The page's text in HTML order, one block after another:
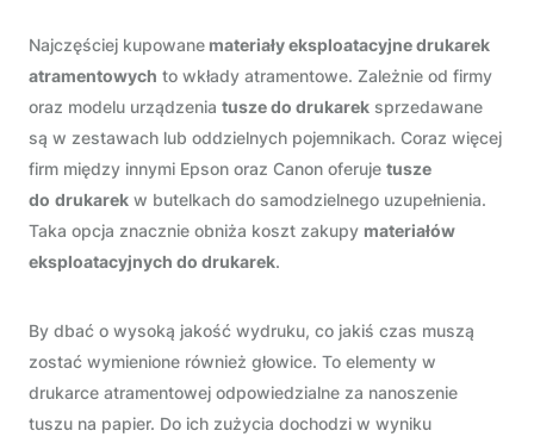
Najczęściej kupowane materiały eksploatacyjne drukarek
atramentowych to wkłady atramentowe. Zależnie od firmy
oraz modelu urządzenia tusze do drukarek sprzedawane
są w zestawach lub oddzielnych pojemnikach. Coraz więcej
firm między innymi Epson oraz Canon oferuje tusze
do drukarek w butelkach do samodzielnego uzupełnienia.
Taka opcja znacznie obniża koszt zakupy materiałów
eksploatacyjnych do drukarek.
By dbać o wysoką jakość wydruku, co jakiś czas muszą
zostać wymienione również głowice. To elementy w
drukarce atramentowej odpowiedzialne za nanoszenie
tuszu na papier. Do ich zużycia dochodzi w wyniku